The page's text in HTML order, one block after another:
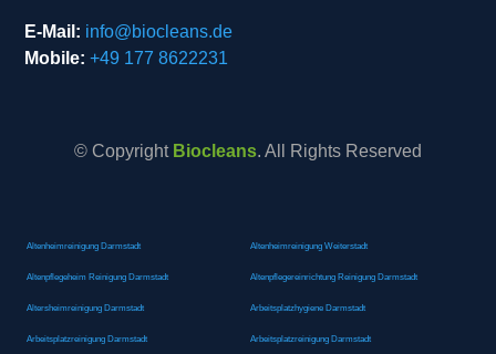
E-Mail: info@biocleans.de
Mobile: +49 177 8622231
© Copyright Biocleans. All Rights Reserved
Altenheimreinigung Darmstadt Altenheimreinigung Weiterstadt
Altenpflegeheim Reinigung Darmstadt Altenpflegereinrichtung Reinigung Darmstadt
Altersheimreinigung Darmstadt Arbeitsplatzhygiene Darmstadt
Arbeitsplatzreinigung Darmstadt Arbeitsplatzreinigung Darmstadt